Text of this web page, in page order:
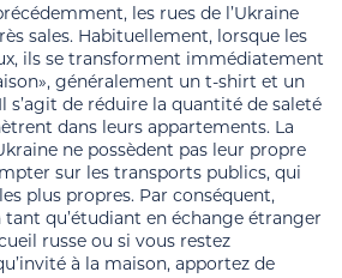
les rues de l’Ukraine
sales. Habituellement, lorsque les
ils se transforment immédiatement
généralement un t-shirt et un
s’agit de réduire la quantité de saleté
dans leurs appartements. La
ne possèdent pas leur propre
sur les transports publics, qui
plus propres. Par conséquent,
tant qu’étudiant en échange étranger
russe ou si vous restez
à la maison, apportez de